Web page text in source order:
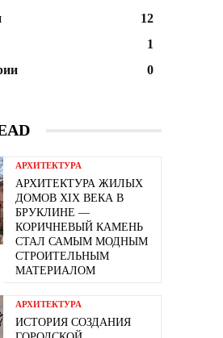
12
1
0
АРХИТЕКТУРА
АРХИТЕКТУРА ЖИЛЫХ
ДОМОВ XIX ВЕКА В
БРУКЛИНЕ —
КОРИЧНЕВЫЙ КАМЕНЬ
СТАЛ САМЫМ МОДНЫМ
СТРОИТЕЛЬНЫМ
МАТЕРИАЛОМ
АРХИТЕКТУРА
ИСТОРИЯ СОЗДАНИЯ